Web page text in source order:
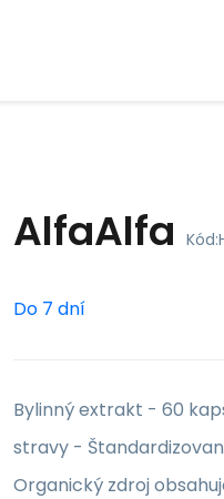
AlfaAlfa Kód:
Do 7 dní
Bylinný extrakt - 60
stravy -
Organický zdroj